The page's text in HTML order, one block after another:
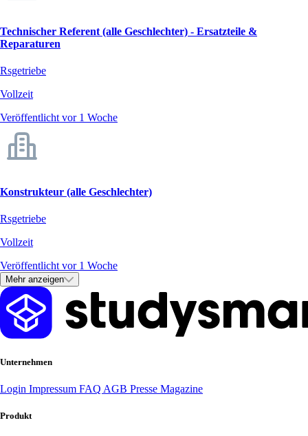
Technischer Referent (alle Geschlechter) - Ersatzteile &
Reparaturen
Rsgetriebe
Vollzeit
Veröffentlicht vor 1 Woche
Konstrukteur (alle Geschlechter)
Rsgetriebe
Vollzeit
Veröffentlicht vor 1 Woche
Mehr anzeigen
Unternehmen
Login Impressum FAQ AGB Presse Magazine
Produkt